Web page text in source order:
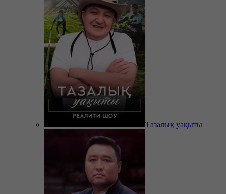
Тазалық уақыты